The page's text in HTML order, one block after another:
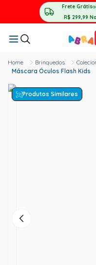
Frete Grátis
R$ 299,99
Brinquedos
Máscara Óculos Flash Kids
Produtos Similares